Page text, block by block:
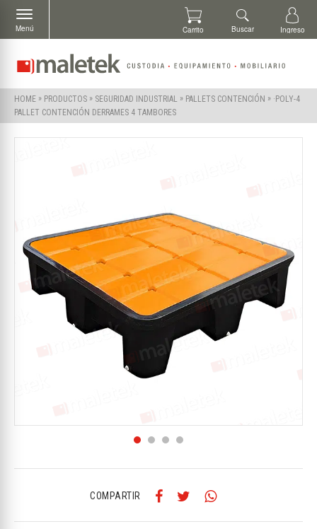
HOME » PRODUCTOS » SEGURIDAD INDUSTRIAL » PALLETS CONTENCIÓN » ·POLY-4
PALLET CONTENCIÓN DERRAMES 4 TAMBORES
COMPARTIR
Menú Carrito Buscar Ingreso